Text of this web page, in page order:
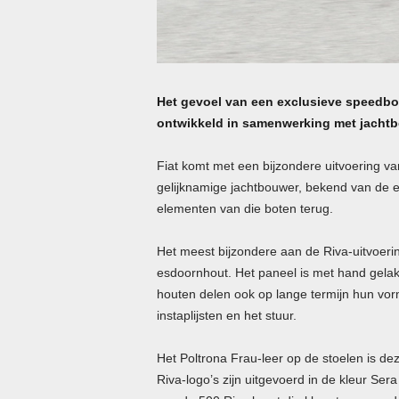
Het gevoel van een exclusieve
ontwikkeld in samenwerking met
Fiat komt met een bijzondere uitvoering
gelijknamige jachtbouwer, bekend van de
elementen van die boten terug.
Het meest bijzondere aan de Riva-
esdoornhout. Het paneel is met hand
houten delen ook op lange termijn hun
instaplijsten en het stuur.
Het Poltrona Frau-leer op de stoelen is
Riva-logo’s zijn uitgevoerd in de kleur